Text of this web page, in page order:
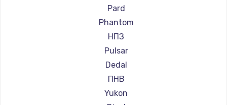
Ремонт прицелов Vector Optics
Ремонт прицелов Carl Zeiss
Ремонт прицелов Zeiss
Ремонт прицелов AGM Global Vision
Ремонт прицелов Pilad
Ремонт прицелов Arkon
Ремонт прицелов ANYSMART
Pard
Phantom
НПЗ
Pulsar
Dedal
ПНВ
Yukon